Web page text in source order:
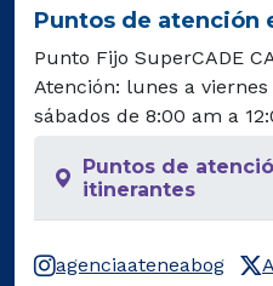
Puntos de atención
Punto Fijo SuperCADE
Atención: lunes a
sábados de 8:00 am a
Puntos de
itinerantes
agenciaateneabog